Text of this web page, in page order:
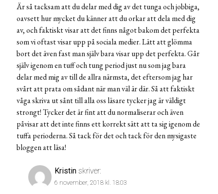
Är så tacksam att du delar med dig av det tunga och jobbiga,
oavsett hur mycket du känner att du orkar att dela med dig
av, och faktiskt visar att det finns något bakom det perfekta
som vi oftast visar upp på sociala medier. Lätt att glömma
bort det även fast man själv bara visar upp det perfekta. Går
själv igenom en tuff och tung period just nu som jag bara
delar med mig av till de allra närmsta, det eftersom jag har
svårt att prata om sådant när man väl är där. Så att faktiskt
våga skriva ut sånt till alla oss läsare tycker jag är väldigt
strongt! Tycker det är fint att du normaliserar och även
påvisar att det inte finns ett korrekt sätt att ta sig igenom de
tuffa perioderna. Så tack för det och tack för den mysigaste
bloggen att läsa!
Kristin skriver:
6 november, 2018 kl. 18:03